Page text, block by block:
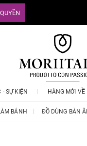
- SỰ KIỆN HÀNG MỚI VỀ
BÁNH ĐỒ DÙNG BÀN